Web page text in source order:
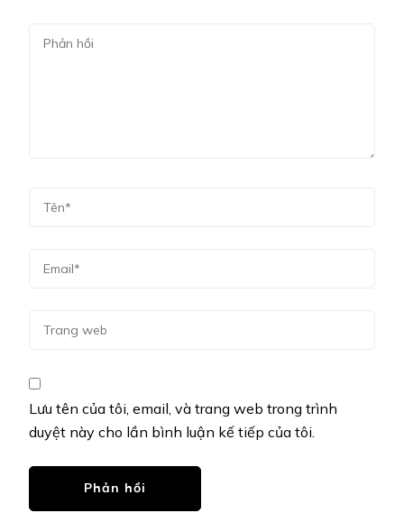
Lưu tên của tôi, email, và trang web trong trình
duyệt này cho lần bình luận kế tiếp của tôi.